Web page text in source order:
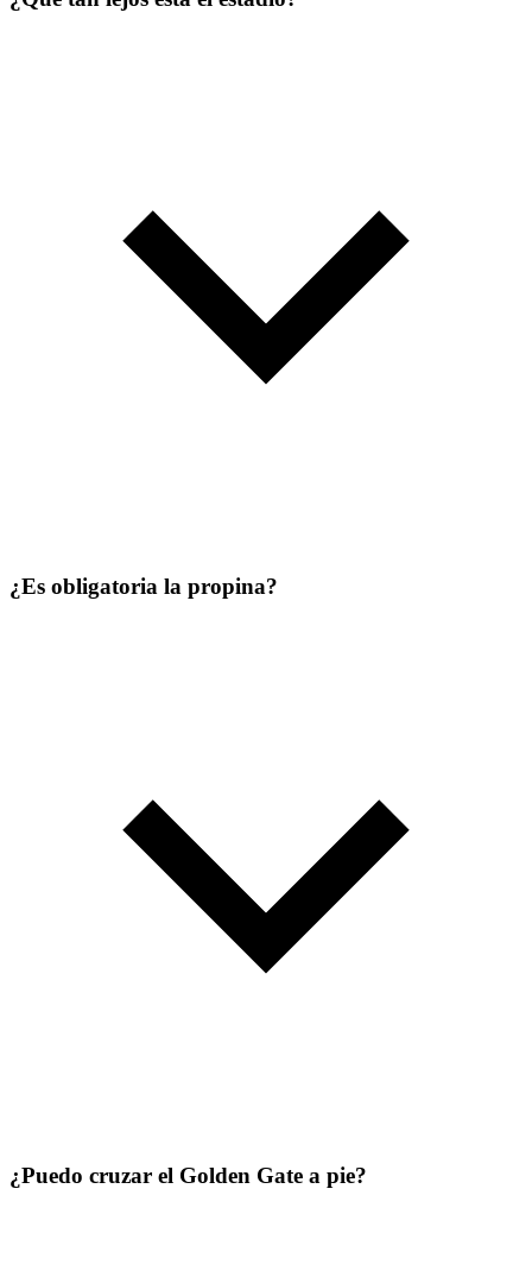
¿Es obligatoria la propina?
¿Puedo cruzar el Golden Gate a pie?